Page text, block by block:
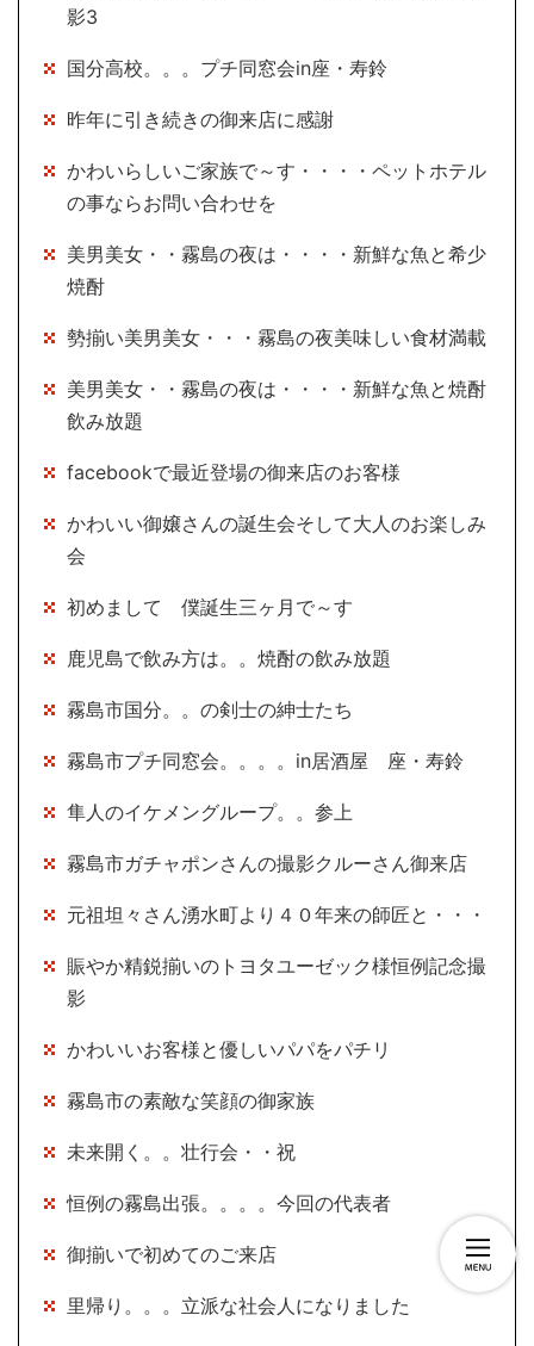
影3
国分高校。。。プチ同窓会in座・寿鈴
昨年に引き続きの御来店に感謝
かわいらしいご家族で～す・・・・ペットホテル
の事ならお問い合わせを
美男美女・・霧島の夜は・・・・新鮮な魚と希少
焼酎
勢揃い美男美女・・・霧島の夜美味しい食材満載
美男美女・・霧島の夜は・・・・新鮮な魚と焼酎
飲み放題
facebookで最近登場の御来店のお客様
かわいい御嬢さんの誕生会そして大人のお楽しみ
会
初めまして 僕誕生三ヶ月で～す
鹿児島で飲み方は。。焼酎の飲み放題
霧島市国分。。の剣士の紳士たち
霧島市プチ同窓会。。。。in居酒屋 座・寿鈴
隼人のイケメングループ。。参上
霧島市ガチャポンさんの撮影クルーさん御来店
元祖坦々さん湧水町より４０年来の師匠と・・・
賑やか精鋭揃いのトヨタユーゼック様恒例記念撮
影
かわいいお客様と優しいパパをパチリ
霧島市の素敵な笑顔の御家族
未来開く。。壮行会・・祝
恒例の霧島出張。。。。今回の代表者
御揃いで初めてのご来店
里帰り。。。立派な社会人になりました